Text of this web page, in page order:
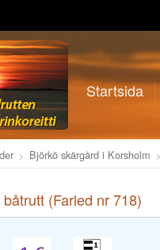
Startsida
Björkö skärgård i Korsholm
(Farled nr 718)